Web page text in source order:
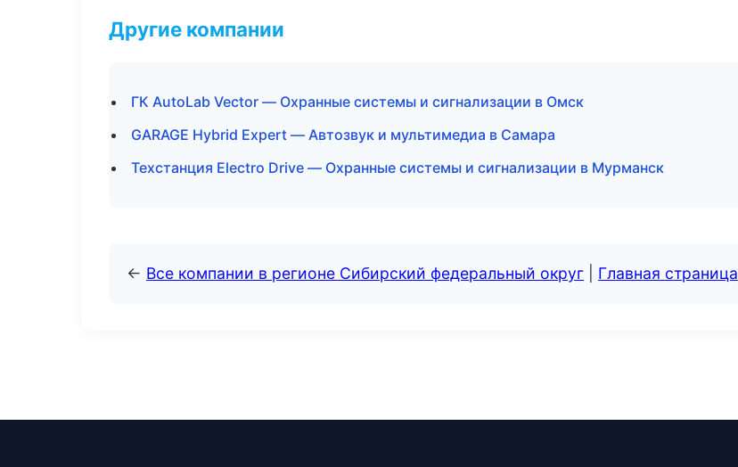
Другие компании
ГК AutoLab Vector — Охранные системы и сигнализации в Омск
GARAGE Hybrid Expert — Автозвук и мультимедиа в Самара
Техстанция Electro Drive — Охранные системы и сигнализации в Мурманск
← Все компании в регионе Сибирский федеральный округ Главная страница